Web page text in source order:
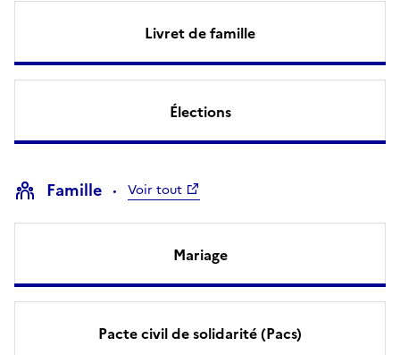
Livret de famille
Élections
Famille Voir tout
Mariage
Pacte civil de solidarité (Pacs)